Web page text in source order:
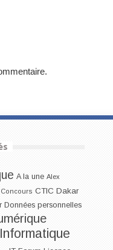
A la une Alex
Concours CTIC Dakar
Données personnelles
Informatique